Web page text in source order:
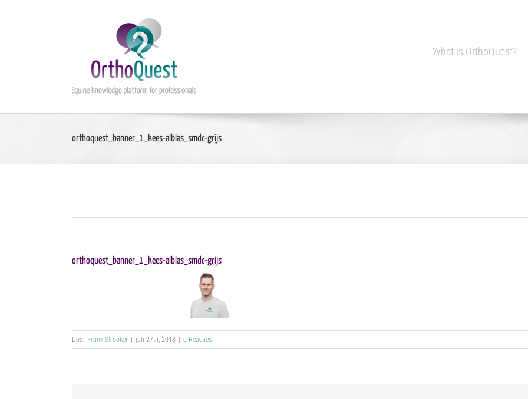
What is OrthoQuest?
orthoquest_banner_1_kees-alblas_smdc-grijs
orthoquest_banner_1_kees-alblas_smdc-grijs
Door Frank Strooker | juli 27th, 2018 | 0 Reacties